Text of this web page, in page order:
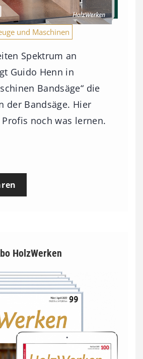
und Maschinen
Spektrum an
Guido Henn in
Bandsäge“ die
der Bandsäge. Hier
noch was lernen.
HolzWerken